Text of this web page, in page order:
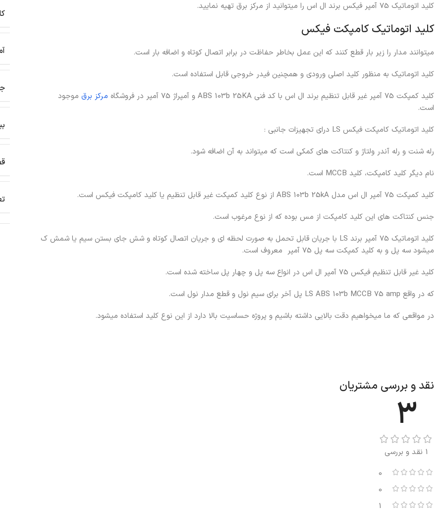
کلید اتوماتیک 75 آمپر فیکس برند ال اس را میتوانید از مرکز برق تهیه نمایید.
کلید اتوماتیک کامپکت فیکس
میتوانند مدار را زیر بار قطع کنند که این عمل بخاطر حفاظت در برابر اتصال کوتاه و اضافه بار است.
کلید اتوماتیک به منظور کلید اصلی ورودی و همچنین فیدر خروجی قابل استفاده است.
کلید کمپکت 75 آمپر غیر قابل تنظیم برند ال اس با کد فنی ABS 103b 25KA و آمپراژ 75 آمپر در فروشگاه
مرکز برق موجود
است.
کلید اتوماتیک کامپکت فیکس LS درای تجهیزات جانبی :
رله شنت و رله آندر ولتاژ و کنتاکت های کمکی است که میتواند به آن اضافه شود.
نام دیگر کلید کامپکت، کلید MCCB است.
کلید کمپکت 75 آمپر ال اس مدل ABS 103b 25kA از نوع کلید کمپکت غیر قابل تنظیم یا کلید کامپکت فیکس است.
جنس کنتاکت های این کلید کامپکت از مس بوده که از نوع مرغوب است.
کلید اتوماتیک 75 آمپر برند LS با جریان قابل تحمل به صورت لحظه ای و جریان اتصال کوتاه و شش جای بستن سیم یا شمش ک
میشود سه پل و به کلید کمپکت سه پل 75 آمپر معروف است.
کلید غیر قابل تنظیم فیکس 75 آمپر ال اس در انواع سه پل و چهار پل ساخته شده است.
که در واقع LS ABS 103b MCCB 75 amp پل آخر برای سیم نول و قطع مدار نول است.
در مواقعی که ما میخواهیم دقت بالایی داشته باشیم و پروژه حساسیت بالا دارد از این نوع کلید استفاده میشود.
نقد و بررسی مشتریان
3
1 نقد و بررسی
0
0
1